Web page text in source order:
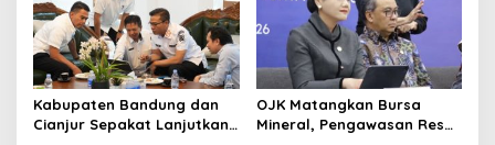
Kabupaten Bandung dan
Cianjur Sepakat Lanjutkan
OJK Matangkan Bursa
Mineral, Pengawasan Resmi